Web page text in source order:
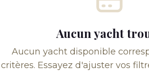
Aucun yacht
Aucun yacht disponible
critères. Essayez d'ajuster vos